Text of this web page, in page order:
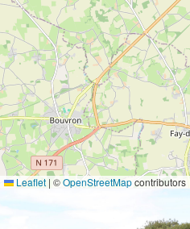
Leaflet | ©OpenStreetMapcontributors